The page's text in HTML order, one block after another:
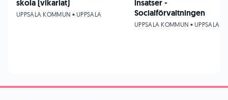
skola (vikariat)
UPPSALA KOMMUN • UPPSALA
insatser -
Socialförvaltningen
UPPSALA KOMMUN • UPPSALA